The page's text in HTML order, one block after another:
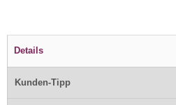
Details
Kunden-Tipp